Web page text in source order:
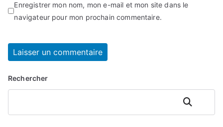
Enregistrer mon nom, mon e-mail et mon site dans le
navigateur pour mon prochain commentaire.
Rechercher
Rechercher